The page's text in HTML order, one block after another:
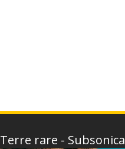
Terre rare - Subsonica